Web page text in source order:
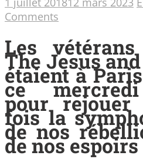
Comments
Les
The Jesus
étaient à
ce
pour rejouer
fois la
de nos
de nos